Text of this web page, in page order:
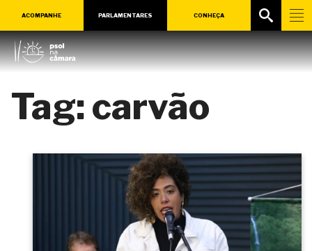
ACOMPANHE PARLAMENTARES CONHEÇA
Tag:carvão